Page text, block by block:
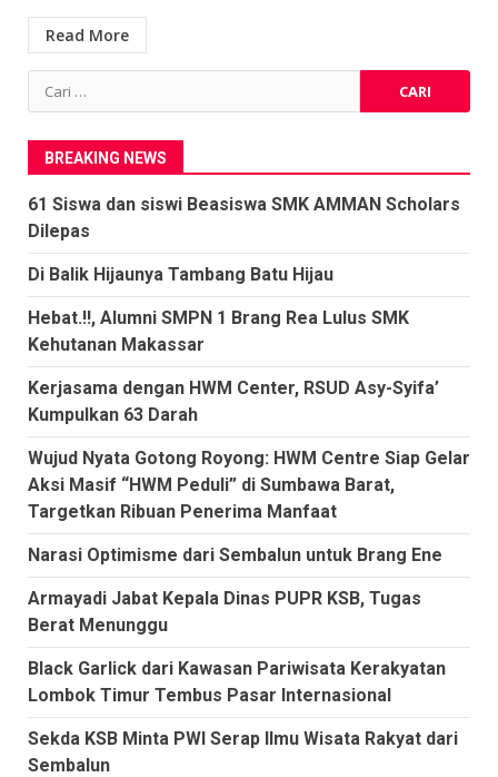
Read More
Cari
untuk:
BREAKING NEWS
61 Siswa dan siswi Beasiswa SMK AMMAN Scholars
Dilepas
Di Balik Hijaunya Tambang Batu Hijau
Hebat.!!, Alumni SMPN 1 Brang Rea Lulus SMK
Kehutanan Makassar
Kerjasama dengan HWM Center, RSUD Asy-Syifa’
Kumpulkan 63 Darah
Wujud Nyata Gotong Royong: HWM Centre Siap Gelar
Aksi Masif “HWM Peduli” di Sumbawa Barat,
Targetkan Ribuan Penerima Manfaat
Narasi Optimisme dari Sembalun untuk Brang Ene
Armayadi Jabat Kepala Dinas PUPR KSB, Tugas
Berat Menunggu
Black Garlick dari Kawasan Pariwisata Kerakyatan
Lombok Timur Tembus Pasar Internasional
Sekda KSB Minta PWI Serap Ilmu Wisata Rakyat dari
Sembalun